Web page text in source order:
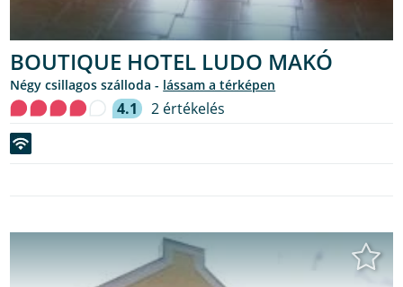
BOUTIQUE HOTEL LUDO MAKÓ
Négy csillagos szálloda - lássam a térképen
4.1 2 értékelés